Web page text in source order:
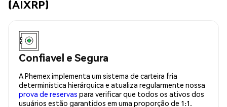
(AIXRP)
Confiavel e Segura
A Phemex implementa um sistema de carteira fria
determinística hierárquica e atualiza regularmente nossa
prova de reservas para verificar que todos os ativos dos
usuários estão garantidos em uma proporção de 1:1.